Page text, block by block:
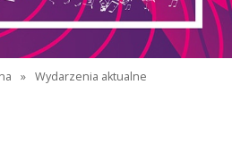
» Wydarzenia aktualne